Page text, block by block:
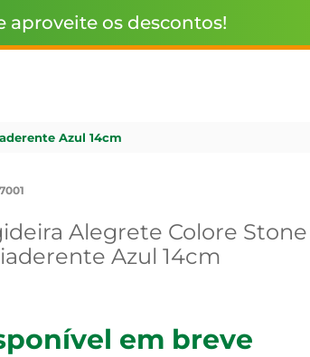
aproveite os descontos!
Azul 14cm
Alegrete Colore
Azul 14cm
em breve